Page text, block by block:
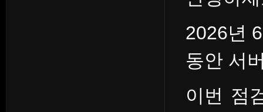
2026년
동안 서
이번 점